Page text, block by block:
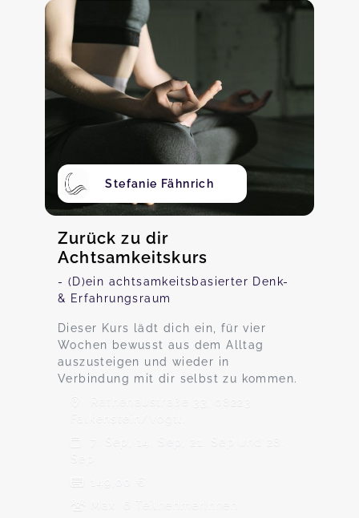
Stefanie Fähnrich
Zurück zu dir
Achtsamkeitskurs
- (D)ein achtsamkeitsbasierter Denk-
& Erfahrungsraum
Dieser Kurs lädt dich ein, für vier
Wochen bewusst aus dem Alltag
auszusteigen und wieder in
Verbindung mit dir selbst zu kommen.
Rathenaustraße 33, 08223
Falkenstein/Vogtl.
7. Sep, 14. Sep, 21. Sep und 28.
Sep
149,00 €
Max. 6 TeilnehmerInnen